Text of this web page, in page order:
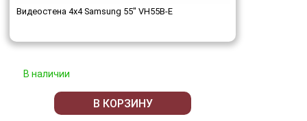
Видеостена 4x4 Samsung 55" VH55B-E
В наличии
В КОРЗИНУ